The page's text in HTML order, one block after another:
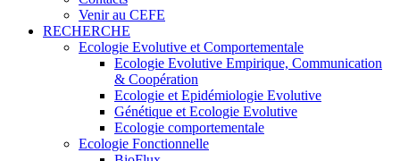
Venir au CEFE
RECHERCHE
Ecologie Evolutive et Comportementale
Ecologie Evolutive Empirique, Communication
& Coopération
Ecologie et Epidémiologie Evolutive
Génétique et Ecologie Evolutive
Ecologie comportementale
Ecologie Fonctionnelle